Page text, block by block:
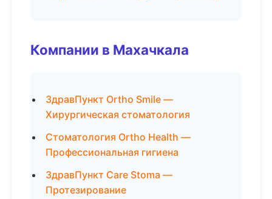
Компании в Махачкала
ЗдравПункт Ortho Smile —
Хирургическая стоматология
Стоматология Ortho Health —
Профессиональная гигиена
ЗдравПункт Care Stoma —
Протезирование